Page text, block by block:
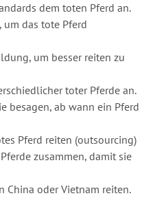
dem toten Pferd an.
um das tote Pferd
um besser reiten zu
toter Pferde an.
besagen, ab wann ein Pferd
Pferd reiten (outsourcing)
zusammen, damit sie
China oder Vietnam reiten.